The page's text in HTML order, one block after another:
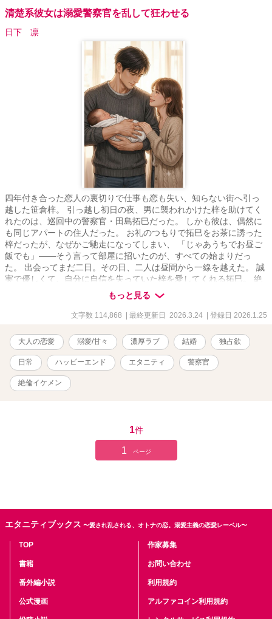
清楚系彼女は溺愛警察官を乱して狂わせる
日下 凛
四年付き合った恋人の裏切りで仕事も恋も失い、知らない街へ引っ
越した笹倉梓。 引っ越し初日の夜、男に襲われかけた梓を助けてく
れたのは、巡回中の警察官・田島拓巳だった。 しかも彼は、偶然に
も同じアパートの住人だった。 お礼のつもりで拓巳をお茶に誘った
梓だったが、なぜかご馳走になってしまい、 「じゃあうちでお昼ご
飯でも」――そう言って部屋に招いたのが、すべての始まりだっ
た。 出会ってまだ二日。その日、二人は昼間から一線を越えた。 誠
実で優しくて、自分に自信を失っていた梓を愛してくれる拓巳。 絶
倫気味な拓巳に愛されるうち、梓も自分の欲望に目覚めていく。 気
づけば週の半分以上を一緒に過ごし、 いつの間にか、拓巳のいない
生活には戻れなくなっていた。 これは、身体から始まった関係が、
て結婚へと続いていく話。 ――大人の溺愛生活恋愛。 ムーンライト
ノベルズにも改稿しながら投稿しています。 そちらのほうは、R18
濃度高めにしていく予定です。 【R18表現が入る回には※表記があ
ります】 表紙画像は作者自作のAI画像です。
もっと見る
文字数 114,868 | 最終更新日 2026.3.24 | 登録日 2026.1.25
大人の恋愛 溺愛/甘々 濃厚ラブ 結婚 独占欲
日常 ハッピーエンド エタニティ 警察官
絶倫イケメン
1件
1 ページ
エタニティブックス 〜愛され乱される、オトナの恋。溺愛主義の恋愛レーベル〜
TOP
書籍
番外編小説
公式漫画
作家募集
お問い合わせ
利用規約
アルファコイン利用規約